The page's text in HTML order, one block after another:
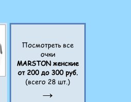
Посмотреть все
очки
MARSTON женские
от 200 до 300 руб.
(всего 28 шт.)
→